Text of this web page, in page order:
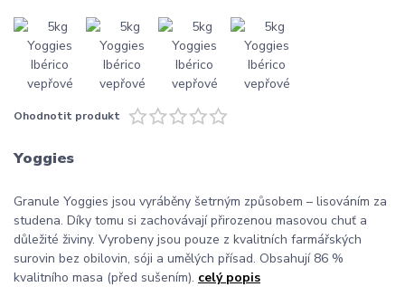
Ohodnotit produkt
Yoggies
Granule Yoggies jsou vyráběny šetrným způsobem – lisováním za
studena. Díky tomu si zachovávají přirozenou masovou chuť a
důležité živiny. Vyrobeny jsou pouze z kvalitních farmářských
surovin bez obilovin, sóji a umělých přísad. Obsahují 86 %
kvalitního masa (před sušením). celý popis